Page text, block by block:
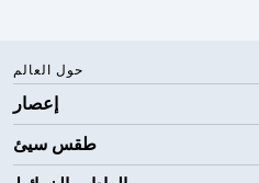
حول العالم
إعصار
طقس سيئ